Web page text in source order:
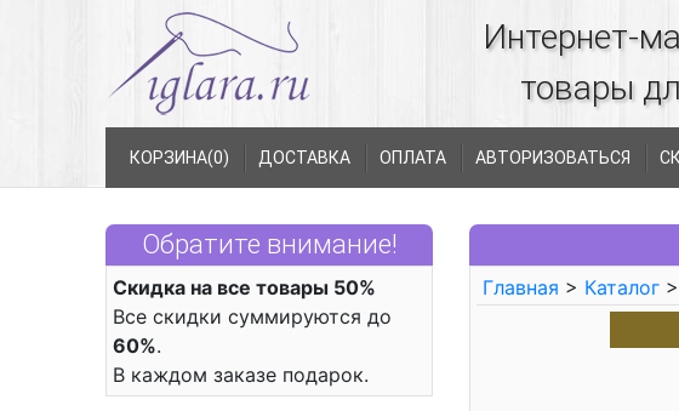
Интернет-
товары
КОРЗИНА(0) ДОСТАВКА ОПЛАТА АВТОРИЗОВАТЬСЯ
Обратите внимание!
Скидка на все товары 50%
Все скидки суммируются до
60%.
В каждом заказе подарок.
Главная > Каталог >